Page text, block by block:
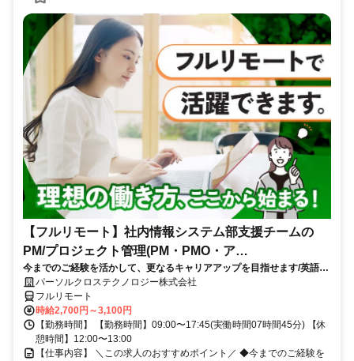
【フルリモート】社内情報システム部支援チームの
PM/プロジェクト管理(PM・PMO・ア
シ)_N260774362
今までのご経験を活かして、更なるキャリアアップを目指せます/英語活
かせる/大手通信会社勤務/フルリモートワーク/10月スタート
パーソルクロステクノロジー株式会社
フルリモート
時給2,700円～3,100円
【勤務時間】 【勤務時間】09:00〜17:45(実働時間07時間45分) 【休
憩時間】12:00〜13:00
【仕事内容】 ＼この求人のおすすめポイント／ ◆今までのご経験を